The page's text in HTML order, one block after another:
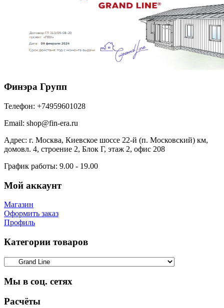
Финэра Групп
Телефон: +74959601028
Email: shop@fin-era.ru
Адрес: г. Москва, Киевское шоссе 22-й (п. Московский) км,
домовл. 4, строение 2, Блок Г, этаж 2, офис 208
График работы: 9.00 - 19.00
Мой аккаунт
Магазин
Оформить заказ
Профиль
Категории товаров
Мы в соц. сетях
Facebook
Twitter
Google
Instagram
Расчёты